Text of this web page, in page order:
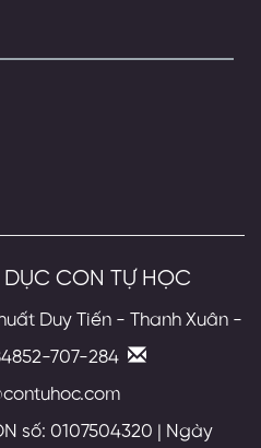
CON TỰ HỌC
Duy Tiến - Thanh Xuân -
707-284
số: 0107504320 | Ngày